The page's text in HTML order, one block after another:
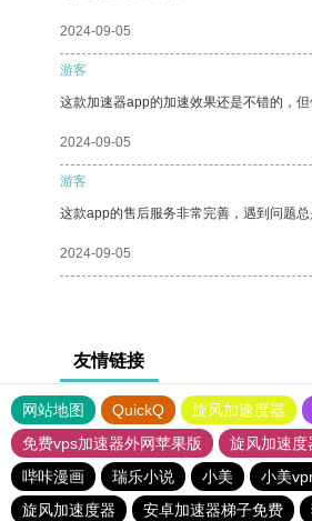
2024-09-05
游客
这款加速器app的加速效果还是不错的，
2024-09-05
游客
这款app的售后服务非常完善，遇到问题
2024-09-05
友情链接
网站地图 QuickQ 旋风加速度器
免费vps加速器外网苹果版
旋风加速度
哔咔漫画
瑞乐小说 小美 小美
旋风加速度器
安卓加速器梯子免费